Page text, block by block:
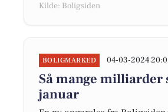
Kilde: Boligsiden
BOLIGMARKED 04-03-2024
Så mange milliarder
januar